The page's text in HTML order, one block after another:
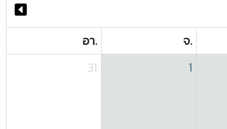
อา.
จ.
31
1